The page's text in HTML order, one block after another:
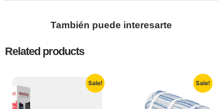
También puede interesarte
Related products
Sale! Sale!